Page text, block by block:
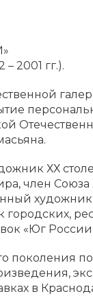
– 2001 гг.).
ХХ
член Союза
городских,
«Юг
поколения
в